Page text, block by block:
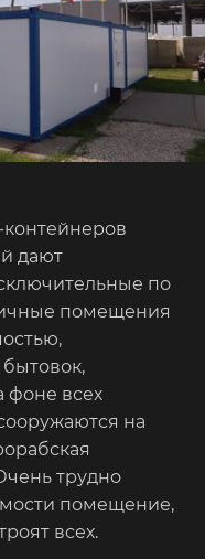
дают
по
помещения
фоне всех
на
трудно
помещение,
всех.